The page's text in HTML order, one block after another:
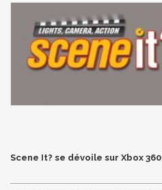
Scene It? se dévoile sur Xbox 360